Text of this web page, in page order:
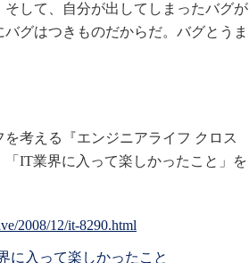
して、自分が出してしまったバグが
グはつきものだからだ。バグとうま
考える『エンジニアライフ クロス
IT業界に入って楽しかったこと」を
に入って楽しかったこと